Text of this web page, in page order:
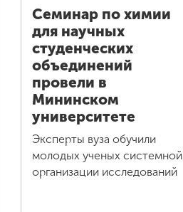
Семинар по химии
для научных
студенческих
объединений
провели в
Мининском
университете
Эксперты вуза обучили
молодых ученых системной
организации исследований